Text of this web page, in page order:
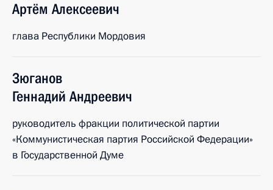
Артём Алексеевич
глава Республики Мордовия
Зюганов
Геннадий Андреевич
руководитель фракции политической партии
«Коммунистическая партия Российской Федерации»
в Государственной Думе